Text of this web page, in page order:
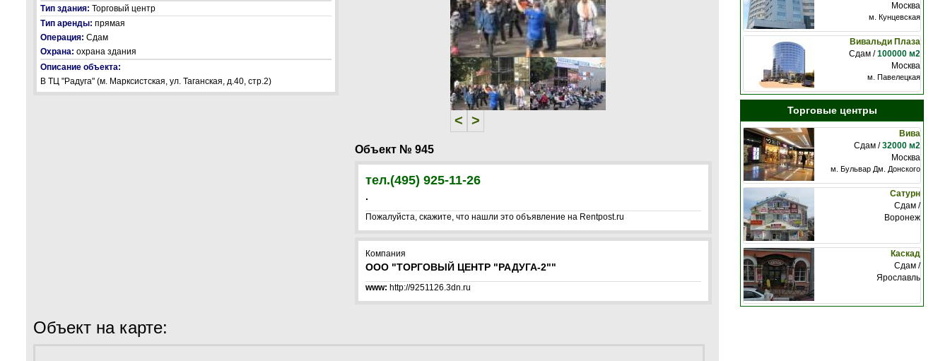
< >
Объект № 945
тел.(495) 925-11-26
.
Пожалуйста, скажите, что нашли это объявление на Rentpost.ru
Компания
ООО "ТОРГОВЫЙ ЦЕНТР "РАДУГА-2""
www: http://9251126.3dn.ru
Тип здания: Торговый центр
Тип аренды: прямая
Операция: Сдам
Охрана: охрана здания
Описание объекта:
B ТЦ "Радуга" (м. Марксистская, ул. Таганская, д.40, стр.2)
Объект на карте:
Москва
м. Кунцевская
Вивальди Плаза
Сдам /100000 м2
Москва
м. Павелецкая
Торговые центры
Вива
Сдам /32000 м2
Москва
м. Бульвар Дм. Донского
Сатурн
Сдам /
Воронеж
Каскад
Сдам /
Ярославль